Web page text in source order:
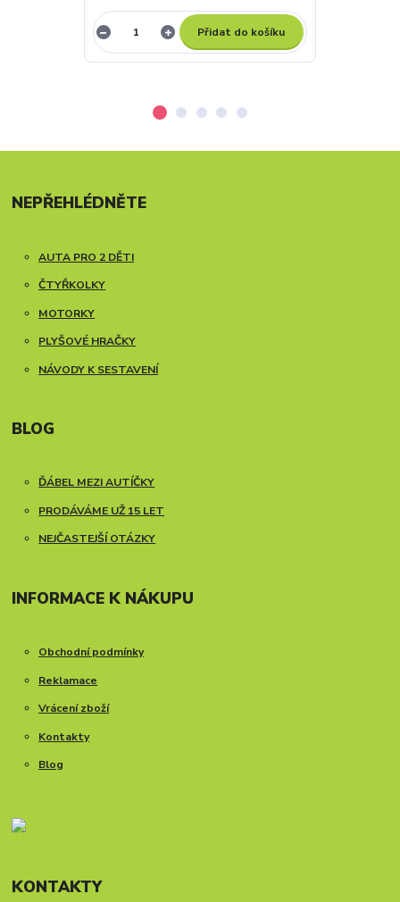
Přidat do košíku
NEPŘEHLÉDNĚTE
AUTA PRO 2 DĚTI
ČTYŘKOLKY
MOTORKY
PLYŠOVÉ HRAČKY
NÁVODY K SESTAVENÍ
BLOG
ĎÁBEL MEZI AUTÍČKY
PRODÁVÁME UŽ 15 LET
NEJČASTEJŠÍ OTÁZKY
INFORMACE K NÁKUPU
Obchodní podmínky
Reklamace
Vrácení zboží
Kontakty
Blog
KONTAKTY